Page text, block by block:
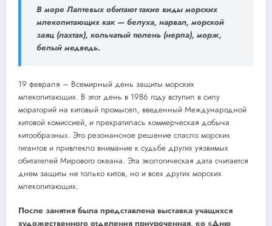
В море Лаптевых обитают такие виды морских
млекопитающих как — белуха, нарвал, морской
заяц (лахтак), кольчатый тюлень (нерпа), морж,
белый медведь.
19 февраля – Всемирный день защиты морских
млекопитающих. В этот день в 1986 году вступил в силу
мораторий на китовый промысел, введенный Международной
китовой комиссией, и прекратилась коммерческая добыча
китообразных. Это резонансное решение спасло морских
гигантов и привлекло внимание к судьбе других уязвимых
обитателей Мирового океана. Эта экологическая дата считается
днем защиты не только китов, но и всех других морских
млекопитающих.
После занятия была представлена выставка учащихся
художественного отделения приуроченная, ко «Дню